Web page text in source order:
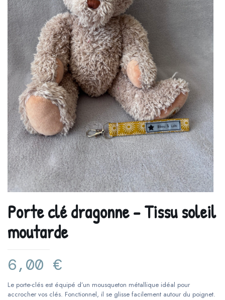
Porte clé dragonne – Tissu soleil
moutarde
6,00 €
Le porte-clés est équipé d’un mousqueton métallique idéal pour
accrocher vos clés. Fonctionnel, il se glisse facilement autour du poignet.